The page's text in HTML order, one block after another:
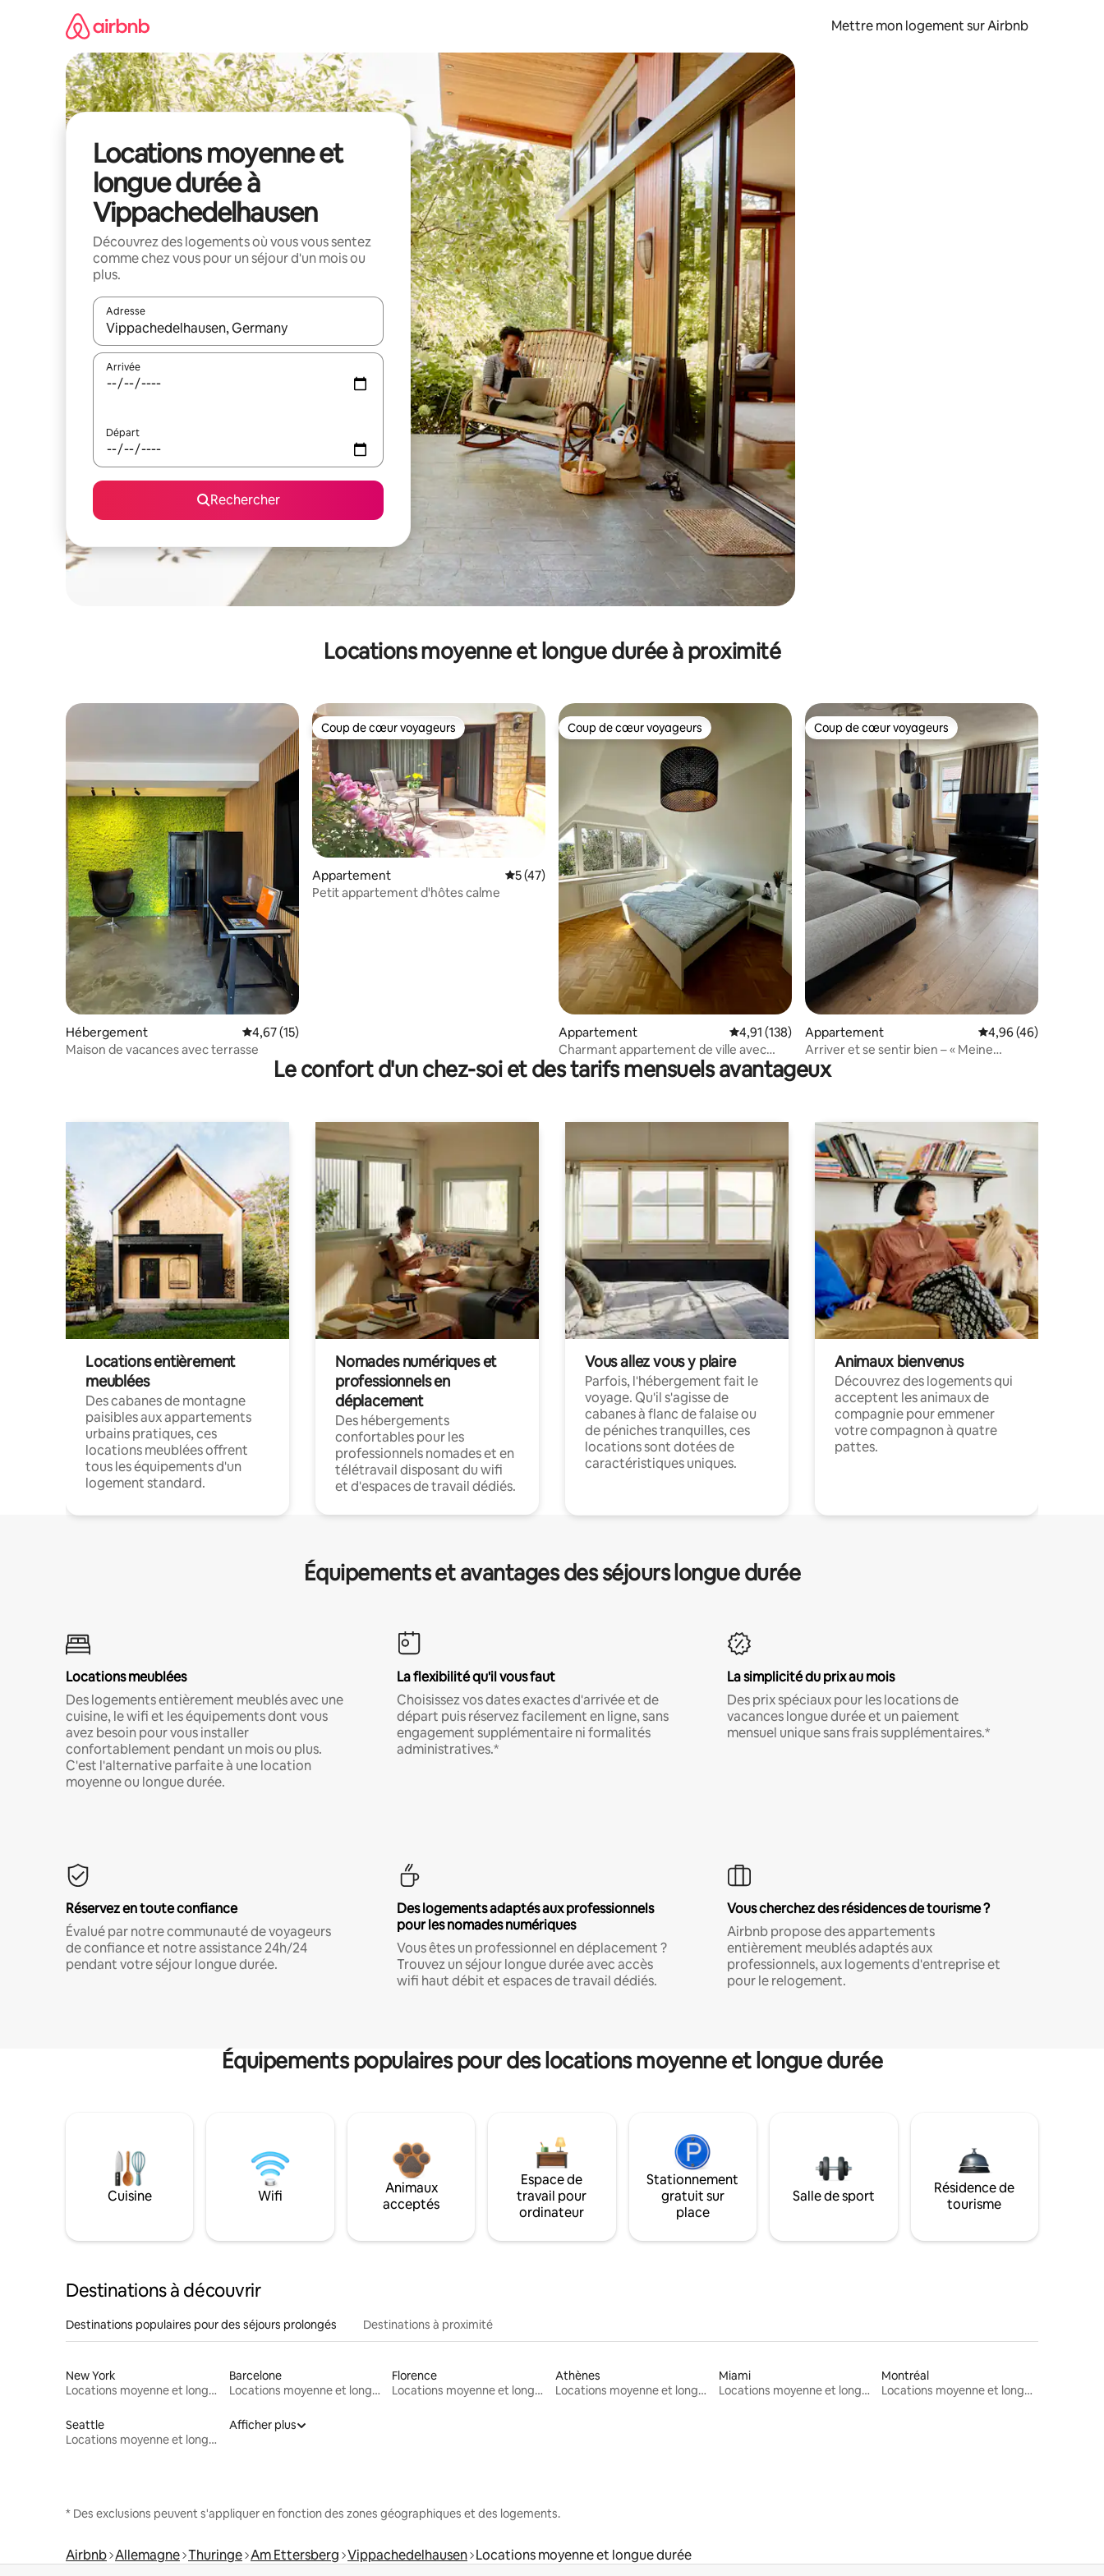
Mettre mon logement sur Airbnb
Locations moyenne et
longue durée à
Vippachedelhausen
Découvrez des logements où vous vous sentez
comme chez vous pour un séjour d'un mois ou
plus.
Adresse
Lorsque les résultats s'affichent, utilisez les flèches vers le haut et vers le bas pour les parcourir ou en appuyant et en faisant glisser.
Arrivée
Départ
Rechercher
Locations moyenne et longue durée à proximité
Hébergement Évaluation moyenne sur la base de 15 commentaires : 4,67 sur 5
4,67 (15)
Maison de vacances avec terrasse
Coup de cœur voyageurs
Coup de cœur voyageurs
Appartement Évaluation moyenne sur la base de 47 commentaires : 5 sur 5
5 (47)
Petit appartement d'hôtes calme
Coup de cœur voyageurs
Coup de cœur voyageurs
Appartement Évaluation moyenne sur la base de 138 commentaires : 4,91 sur 5
4,91 (138)
Charmant appartement de ville avec
balcon et places de parking
Coup de cœur voyageurs
Coup de cœur voyageurs
Appartement Évaluation moyenne
4,96 (46)
Arriver et se sentir bien – « Meine
Heimat » à Erfurt
Le confort d'un chez-soi et des tarifs mensuels avantageux
Locations entièrement
meublées
Des cabanes de montagne
paisibles aux appartements
urbains pratiques, ces
locations meublées offrent
tous les équipements d'un
logement standard.
Nomades numériques et
professionnels en
déplacement
Des hébergements
confortables pour les
professionnels nomades et en
télétravail disposant du wifi
et d'espaces de travail dédiés.
Vous allez vous y plaire
Parfois, l'hébergement fait le
voyage. Qu'il s'agisse de
cabanes à flanc de falaise ou
de péniches tranquilles, ces
locations sont dotées de
caractéristiques uniques.
Animaux bienvenus
Découvrez des logements qui
acceptent les animaux de
compagnie pour emmener
votre compagnon à quatre
pattes.
Équipements et avantages des séjours longue durée
Locations meublées
Des logements entièrement meublés avec une
cuisine, le wifi et les équipements dont vous
avez besoin pour vous installer
confortablement pendant un mois ou plus.
C'est l'alternative parfaite à une location
moyenne ou longue durée.
La flexibilité qu'il vous faut
Choisissez vos dates exactes d'arrivée et de
départ puis réservez facilement en ligne, sans
engagement supplémentaire ni formalités
administratives.*
La simplicité du prix au mois
Des prix spéciaux pour les locations de
vacances longue durée et un paiement
mensuel unique sans frais supplémentaires.*
Réservez en toute confiance
Évalué par notre communauté de voyageurs
de confiance et notre assistance 24h/24
pendant votre séjour longue durée.
Des logements adaptés aux professionnels
pour les nomades numériques
Vous êtes un professionnel en déplacement ?
Trouvez un séjour longue durée avec accès
wifi haut débit et espaces de travail dédiés.
Vous cherchez des résidences de tourisme ?
Airbnb propose des appartements
entièrement meublés adaptés aux
professionnels, aux logements d'entreprise et
pour le relogement.
Équipements populaires pour des locations moyenne et longue durée
Cuisine Wifi
Animaux
acceptés
Espace de
travail pour
ordinateur
Stationnement
gratuit sur
place
Salle de sport
Résidence de
tourisme
Destinations à découvrir
Destinations populaires pour des séjours prolongés Destinations à proximité
New York
Locations moyenne et longue durée
Barcelone
Locations moyenne et longue durée
Florence
Locations moyenne et longue durée
Athènes
Locations moyenne et longue durée
Miami
Locations moyenne et longue durée
Montréal
Locations moyenne et longue durée
Seattle
Locations moyenne et longue durée
Afficher plus
* Des exclusions peuvent s'appliquer en fonction des zones géographiques et des logements.
Airbnb Allemagne Thuringe Am Ettersberg Vippachedelhausen Locations moyenne et longue durée